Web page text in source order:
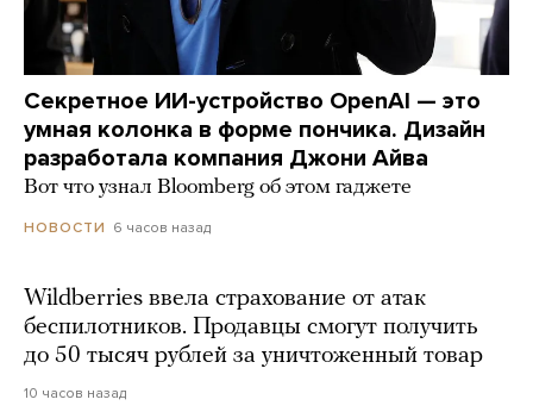
Секретное ИИ-устройство OpenAI — это
умная колонка в форме пончика. Дизайн
разработала компания Джони Айва
Вот что узнал Bloomberg об этом гаджете
НОВОСТИ 6 часов назад
Wildberries ввела страхование от атак
беспилотников. Продавцы смогут получить
до 50 тысяч рублей за уничтоженный товар
10 часов назад